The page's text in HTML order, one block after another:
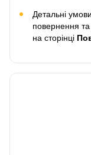
Детальні
повернення
на сторінці